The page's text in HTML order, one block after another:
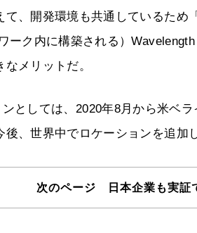
、開発環境も共通しているため
ーク内に構築される）
メリットだ。
としては、2020年8月から米ベ
、世界中でロケーションを追加
次のページ 日本企業も実証